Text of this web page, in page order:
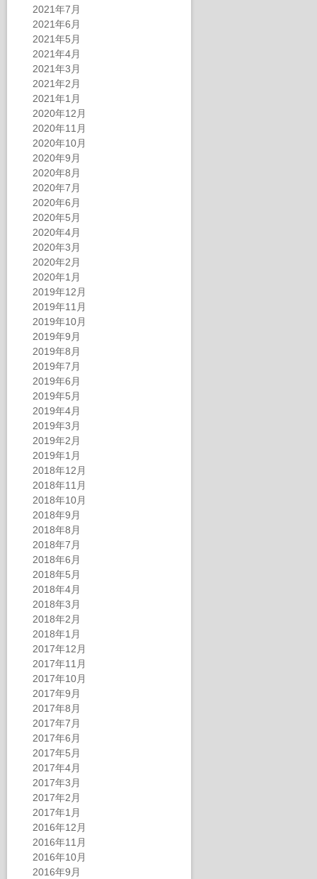
2021年7月
2021年6月
2021年5月
2021年4月
2021年3月
2021年2月
2021年1月
2020年12月
2020年11月
2020年10月
2020年9月
2020年8月
2020年7月
2020年6月
2020年5月
2020年4月
2020年3月
2020年2月
2020年1月
2019年12月
2019年11月
2019年10月
2019年9月
2019年8月
2019年7月
2019年6月
2019年5月
2019年4月
2019年3月
2019年2月
2019年1月
2018年12月
2018年11月
2018年10月
2018年9月
2018年8月
2018年7月
2018年6月
2018年5月
2018年4月
2018年3月
2018年2月
2018年1月
2017年12月
2017年11月
2017年10月
2017年9月
2017年8月
2017年7月
2017年6月
2017年5月
2017年4月
2017年3月
2017年2月
2017年1月
2016年12月
2016年11月
2016年10月
2016年9月